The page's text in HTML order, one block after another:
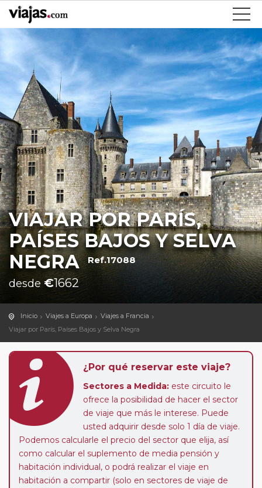
VIAJAR POR PARÍS,
PAÍSES BAJOS Y SELVA
NEGRA Ref.17088
desde €1662
Inicio Viajes a Europa
Viajes a Francia
Viajar por París, Países Bajos y Selva Negra
¿Por qué reservar este viaje?
Sectores a Medida: este circuito le
ofrece la posibilidad de hacer el sector
de viaje que más le interese. Puede
usted adquirir desde solo 1 día de viaje.
Podemos calcularle el precio del sector que elija, así
como calcular el suplemento de media pensión y
habitación individual, o podrá realizar el viaje en
habitación a compartir (solo en sectores de viaje de